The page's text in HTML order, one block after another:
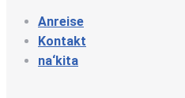
Anreise
Kontakt
na‘kita